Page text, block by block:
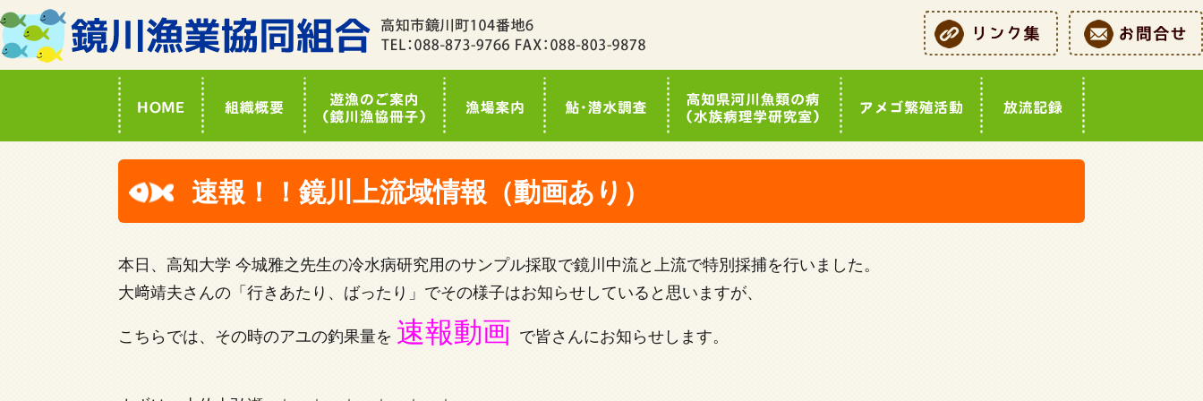
速報！！鏡川上流域情報（動画あり）
本日、高知大学 今城雅之先生の冷水病研究用のサンプル採取で鏡川中流と上流で特別採捕を行いました。
大﨑靖夫さんの「行きあたり、ばったり」でその様子はお知らせしていると思いますが、
こちらでは、その時のアユの釣果量を 速報動画 で皆さんにお知らせします。